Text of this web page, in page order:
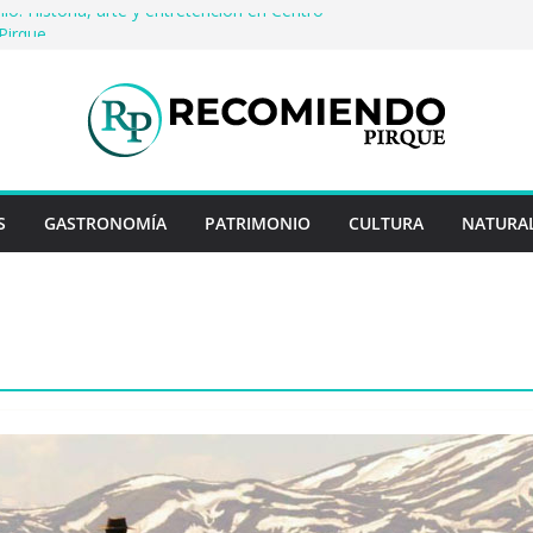
Historia, arte y entretención en Centro
Rayo Credit y diferencias frente a
historias: ingredientes que dieron
enterosGASTRONOMÍA PATRIMONIO CULTURA